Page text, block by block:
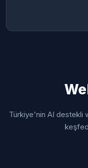
Türkiye'nin AI destekli